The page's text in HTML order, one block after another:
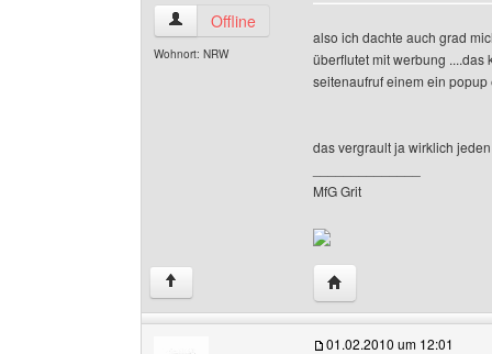
kameraauge Benutzer-Profile anzeigen
Offline
Wohnort: NRW
also ich dachte auch grad
überflutet mit werbung
seitenaufruf einem ein
das vergrault ja wirklich
MfG Grit
↑ Website dieses
01.02.2010 um 12:01